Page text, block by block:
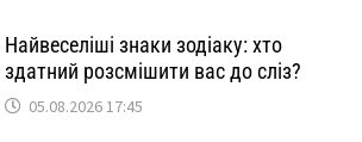
Найвеселіші знаки зодіаку: хто
здатний розсмішити вас до сліз?
05.08.2026 17:45